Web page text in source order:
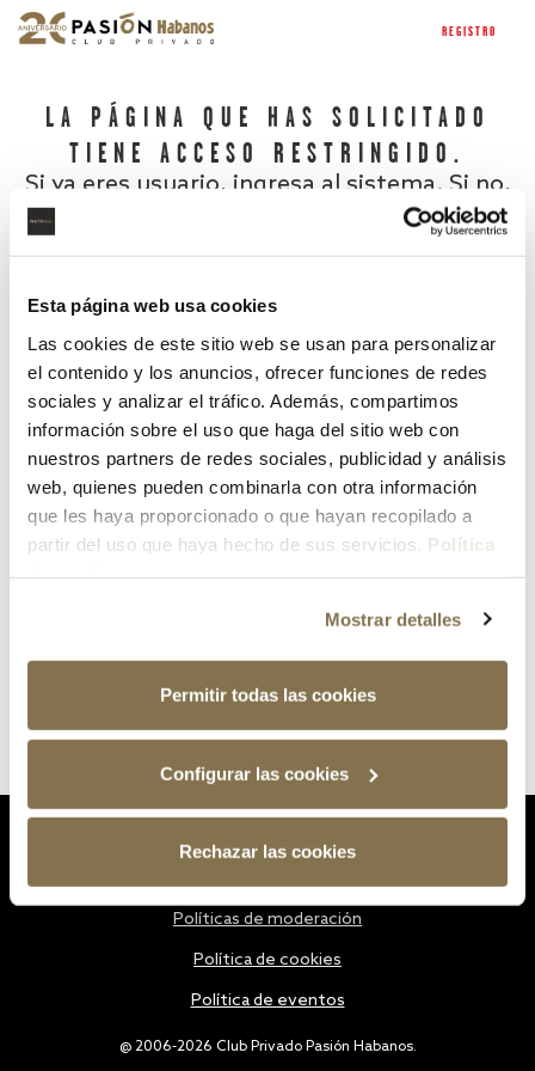
Esta página web usa cookies
Las cookies de este sitio web se usan para personalizar
el contenido y los anuncios, ofrecer funciones de redes
sociales y analizar el tráfico. Además, compartimos
información sobre el uso que haga del sitio web con
nuestros partners de redes sociales, publicidad y análisis
web, quienes pueden combinarla con otra información
que les haya proporcionado o que hayan recopilado a
partir del uso que haya hecho de sus servicios. Política
Mostrar detalles
Permitir todas las cookies
Configurar las cookies
Rechazar las cookies
REGISTRO
LA PÁGINA QUE HAS SOLICITADO
TIENE ACCESO RESTRINGIDO.
Si ya eres usuario, ingresa al sistema. Si no,
¿Has olvidado tu contraseña?
@ 2006-2026 Club Privado Pasión Habanos.
Políticas de moderación
Política de cookies
Política de eventos